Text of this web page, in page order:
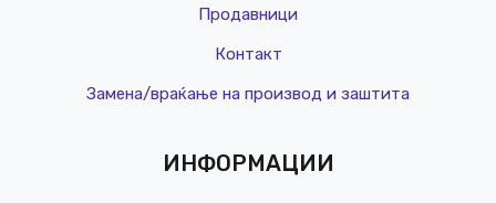
Продавници
Контакт
Замена/враќање на производ и заштита
ИНФОРМАЦИИ